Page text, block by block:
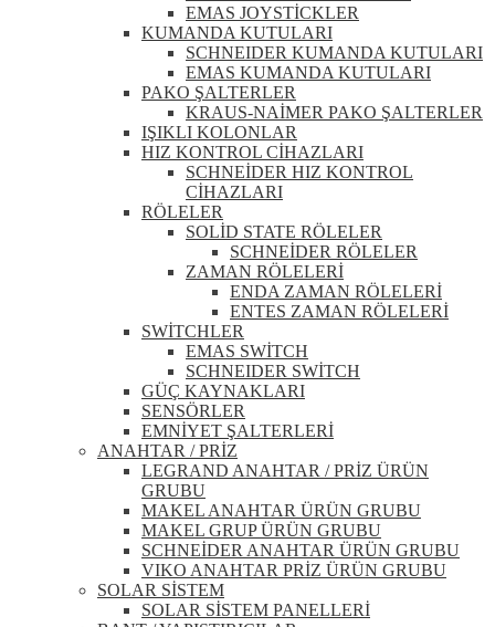
EMAS JOYSTİCKLER
KUMANDA KUTULARI
SCHNEIDER KUMANDA KUTULARI
EMAS KUMANDA KUTULARI
PAKO ŞALTERLER
KRAUS-NAİMER PAKO ŞALTERLER
IŞIKLI KOLONLAR
HIZ KONTROL CİHAZLARI
SCHNEİDER HIZ KONTROL
CİHAZLARI
RÖLELER
SOLİD STATE RÖLELER
SCHNEİDER RÖLELER
ZAMAN RÖLELERİ
ENDA ZAMAN RÖLELERİ
ENTES ZAMAN RÖLELERİ
SWİTCHLER
EMAS SWİTCH
SCHNEIDER SWİTCH
GÜÇ KAYNAKLARI
SENSÖRLER
EMNİYET ŞALTERLERİ
ANAHTAR / PRİZ
LEGRAND ANAHTAR / PRİZ ÜRÜN
GRUBU
MAKEL ANAHTAR ÜRÜN GRUBU
MAKEL GRUP ÜRÜN GRUBU
SCHNEİDER ANAHTAR ÜRÜN GRUBU
VIKO ANAHTAR PRİZ ÜRÜN GRUBU
SOLAR SİSTEM
SOLAR SİSTEM PANELLERİ